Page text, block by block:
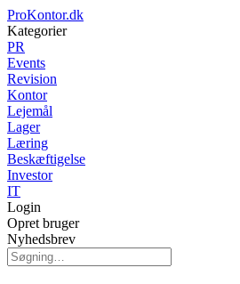
ProKontor.dk
Kategorier
PR
Events
Revision
Kontor
Lejemål
Lager
Læring
Beskæftigelse
Investor
IT
Login
Opret bruger
Nyhedsbrev